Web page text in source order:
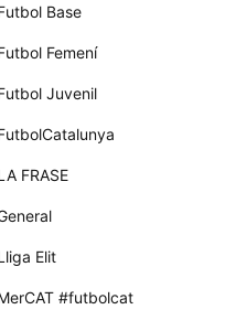
Base
Femení
Juvenil
FRASE
Elit
#futbolcat